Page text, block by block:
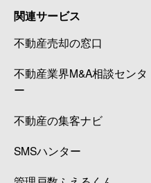
関連サービス
不動産売却の窓口
不動産業界M&A相談センタ
ー
不動産の集客ナビ
SMSハンター